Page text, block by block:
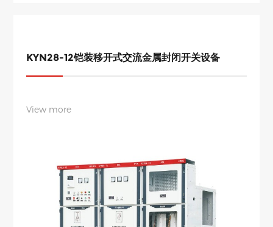
KYN28-12铠装移开式交流金属封闭开关设备
View more